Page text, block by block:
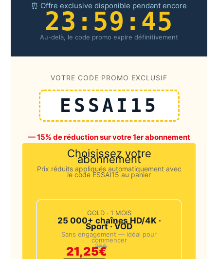
⏰ Offre exclusive disponible pendant encore
23:59:45
Au-delà, le code promo expire définitivement
VOTRE CODE PROMO EXCLUSIF
ESSAI15
— 15% de réduction sur votre 1er abonnement
Choisissez votre
abonnement
Prix réduits appliqués automatiquement avec
le code ESSAI15 au panier
GOLD · 1 MOIS
25 000+ chaînes HD/4K ·
Sport · VOD
Sans engagement — idéal pour
commencer
25€
21,25€